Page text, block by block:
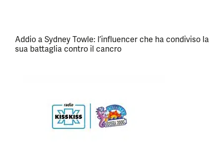
Addio a Sydney Towle: l’influencer che ha condiviso la
sua battaglia contro il cancro